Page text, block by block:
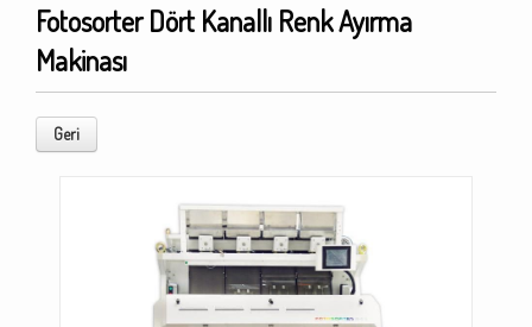
Fotosorter Dört Kanallı Renk Ayırma
Makinası
Geri